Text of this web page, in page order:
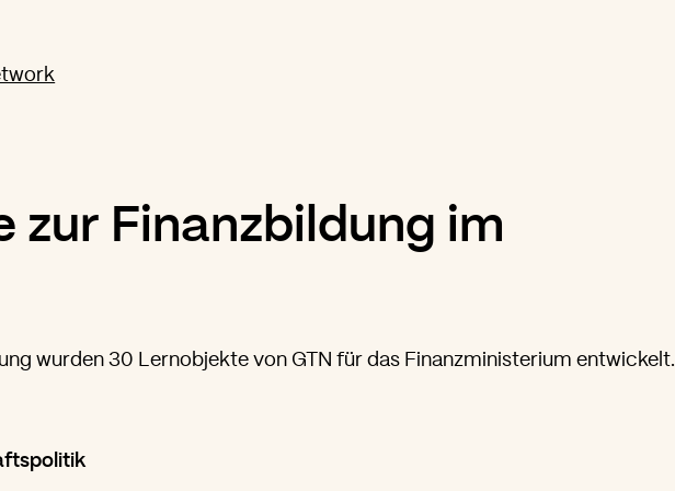
zur Finanzbildung im
wurden 30 Lernobjekte von GTN für das Finanzministerium entwickelt.